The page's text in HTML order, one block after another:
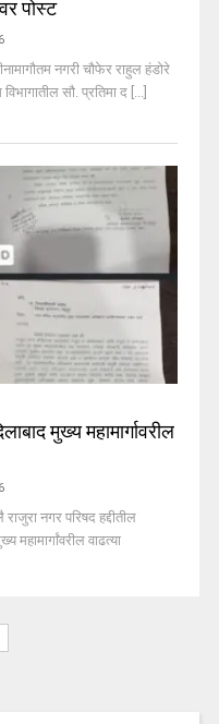
पोस्ट
नगरी चौफेर राहुल हंडोरे
सौ. प्रतिमा द [...]
मुख्य महामार्गावरील
नगर परिषद हद्दीतील
वाढत्या